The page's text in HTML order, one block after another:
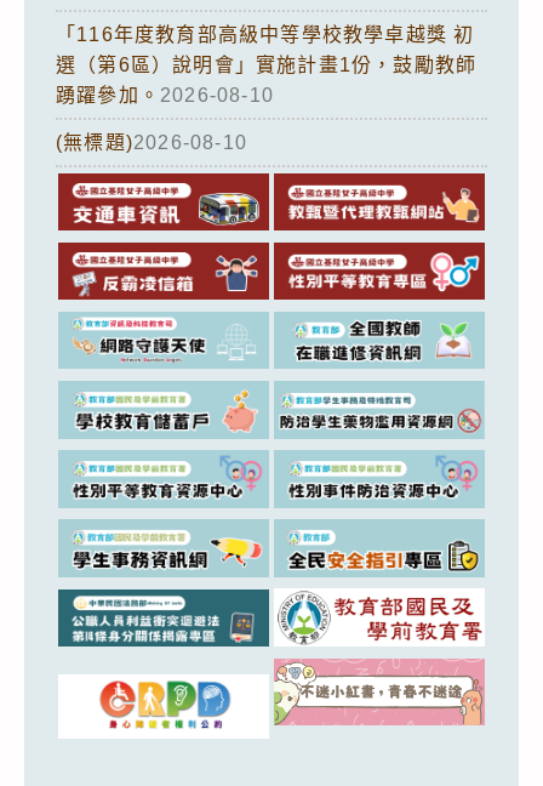
「116年度教育部高級中等學校教學卓越獎 初
選（第6區）說明會」實施計畫1份，鼓勵教師
踴躍參加。 2026-08-10
(無標題)2026-08-10